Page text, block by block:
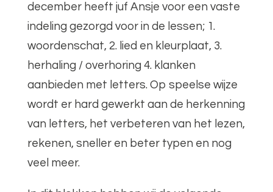
december heeft juf Ansje voor een vaste
indeling gezorgd voor in de lessen; 1.
woordenschat, 2. lied en kleurplaat, 3.
herhaling / overhoring 4. klanken
aanbieden met letters. Op speelse wijze
wordt er hard gewerkt aan de herkenning
van letters, het verbeteren van het lezen,
rekenen, sneller en beter typen en nog
veel meer.